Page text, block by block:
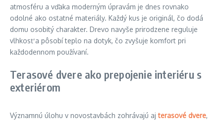
atmosféru a vďaka moderným úpravám je dnes rovnako
odolné ako ostatné materiály. Každý kus je originál, čo dodá
domu osobitý charakter. Drevo navyše prirodzene reguluje
vlhkosť a pôsobí teplo na dotyk, čo zvyšuje komfort pri
každodennom používaní.
Terasové dvere ako prepojenie interiéru s
exteriérom
Významnú úlohu v novostavbách zohrávajú ajterasové dvere,